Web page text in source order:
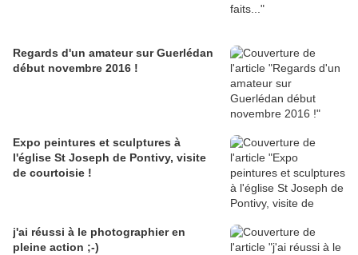
Regards d'un amateur sur Guerlédan
début novembre 2016 !
Expo peintures et sculptures à
l'église St Joseph de Pontivy, visite
de courtoisie !
j'ai réussi à le photographier en
pleine action ;-)